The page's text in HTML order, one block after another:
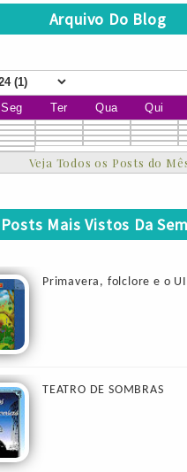
Arquivo Do Blog
Seg Ter Qua Qui
Veja Todos os Posts do
Posts Mais Vistos Da
Primavera, folclore e o
TEATRO DE SOMBRAS